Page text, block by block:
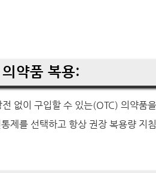
약품 복용:
없이 구입할 수 있는(OTC) 의약품
제를 선택하고 항상 권장 복용량 지